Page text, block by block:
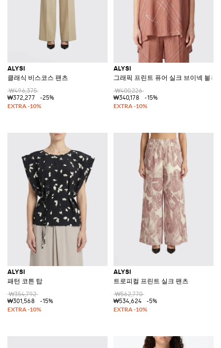
ALYSI
클래식 비스코스 팬츠
₩496,375
₩372,277
-25%
ALYSI
그래픽 프린트 퓨어 실크 브이넥 블라
₩400,226
₩340,178
-15%
ALYSI
패턴 코튼 탑
₩354,792
₩301,568
-15%
ALYSI
트로피컬 프린트 실크 팬츠
₩562,770
₩534,624
-5%